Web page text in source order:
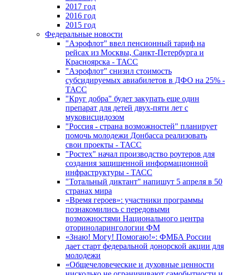
2017 год
2016 год
2015 год
Федеральные новости
"Аэрофлот" ввел пенсионный тариф на
рейсах из Москвы, Санкт-Петербурга и
Красноярска - ТАСС
"Аэрофлот" снизил стоимость
субсидируемых авиабилетов в ДФО на 25% -
ТАСС
"Круг добра" будет закупать еще один
препарат для детей двух-пяти лет с
муковисцидозом
"Россия - страна возможностей" планирует
помочь молодежи Донбасса реализовать
свои проекты - ТАСС
"Ростех" начал производство роутеров для
создания защищенной информационной
инфраструктуры - ТАСС
"Тотальный диктант" напишут 5 апреля в 50
странах мира
«Время героев»: участники программы
познакомились с передовыми
возможностями Национального центра
оториноларингологии ФМ
«Знаю! Могу! Помогаю!»: ФМБА России
дает старт федеральной донорской акции для
молодежи
«Общечеловеческие и духовные ценности